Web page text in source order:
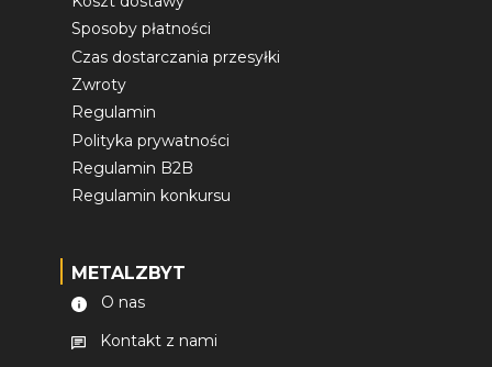
Sposoby płatności
Czas dostarczania przesyłki
Zwroty
Regulamin
Polityka prywatności
Regulamin B2B
Regulamin konkursu
METALZBYT
O nas
Kontakt z nami